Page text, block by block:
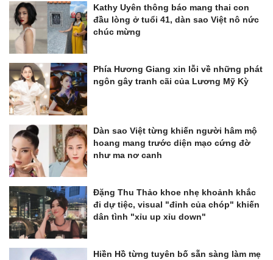
Kathy Uyên thông báo mang thai con
đầu lòng ở tuổi 41, dàn sao Việt nô nức
chúc mừng
Phía Hương Giang xin lỗi về những phát
ngôn gây tranh cãi của Lương Mỹ Kỳ
Dàn sao Việt từng khiến người hâm mộ
hoang mang trước diện mạo cứng đờ
như ma nơ canh
Đặng Thu Thảo khoe nhẹ khoảnh khắc
đi dự tiệc, visual "đỉnh của chóp" khiến
dân tình "xỉu up xỉu down"
Hiền Hồ từng tuyên bố sẵn sàng làm mẹ